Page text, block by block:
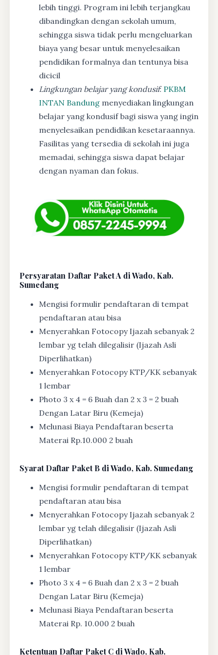
lebih tinggi. Program ini lebih terjangkau
dibandingkan dengan sekolah umum,
sehingga siswa tidak perlu mengeluarkan
biaya yang besar untuk menyelesaikan
pendidikan formalnya dan tentunya bisa
dicicil
Lingkungan belajar yang kondusif: PKBM
INTAN Bandung menyediakan lingkungan
belajar yang kondusif bagi siswa yang ingin
menyelesaikan pendidikan kesetaraannya.
Fasilitas yang tersedia di sekolah ini juga
memadai, sehingga siswa dapat belajar
dengan nyaman dan fokus.
Persyaratan Daftar Paket A di Wado, Kab.
Sumedang
Mengisi formulir pendaftaran di tempat
pendaftaran atau bisa
Menyerahkan Fotocopy Ijazah sebanyak 2
lembar yg telah dilegalisir (Ijazah Asli
Diperlihatkan)
Menyerahkan Fotocopy KTP/KK sebanyak
1 lembar
Photo 3 x 4 = 6 Buah dan 2 x 3 = 2 buah
Dengan Latar Biru (Kemeja)
Melunasi Biaya Pendaftaran beserta
Materai Rp.10.000 2 buah
SyaratDaftar Paket B di Wado, Kab. Sumedang
Mengisi formulir pendaftaran di tempat
pendaftaran atau bisa
Menyerahkan Fotocopy Ijazah sebanyak 2
lembar yg telah dilegalisir (Ijazah Asli
Diperlihatkan)
Menyerahkan Fotocopy KTP/KK sebanyak
1 lembar
Photo 3 x 4 = 6 Buah dan 2 x 3 = 2 buah
Dengan Latar Biru (Kemeja)
Melunasi Biaya Pendaftaran beserta
Materai Rp. 10.000 2 buah
Ketentuan Daftar Paket C di Wado, Kab.